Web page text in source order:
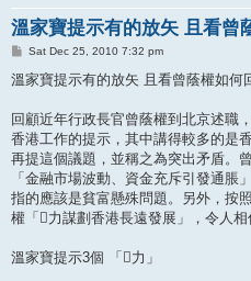
溫家寶提示有的放矢 且看曾
P
s
t
Sat Dec 25, 2010 7:32 pm
溫家寶提示有的放矢 且看曾蔭權如何
回顧近年行政長官曾蔭權到北京述職
香港工作的提示，其中講得較多的是
再提這個議題，並稱之為突出矛盾。
「金融市場波動、資金充斥引發通脹
指的應該是貧富懸殊問題。另外，按
權「力謀劃香港長遠發展」，令人相
溫家寶提示3個 「力」